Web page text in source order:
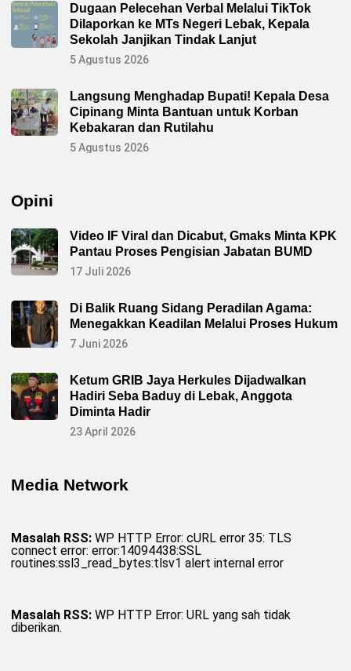
Dugaan Pelecehan Verbal Melalui TikTok
Dilaporkan ke MTs Negeri Lebak, Kepala
Sekolah Janjikan Tindak Lanjut
5 Agustus 2026
Langsung Menghadap Bupati! Kepala Desa
Cipinang Minta Bantuan untuk Korban
Kebakaran dan Rutilahu
5 Agustus 2026
Opini
Video IF Viral dan Dicabut, Gmaks Minta KPK
Pantau Proses Pengisian Jabatan BUMD
17 Juli 2026
Di Balik Ruang Sidang Peradilan Agama:
Menegakkan Keadilan Melalui Proses Hukum
7 Juni 2026
Ketum GRIB Jaya Herkules Dijadwalkan
Hadiri Seba Baduy di Lebak, Anggota
Diminta Hadir
23 April 2026
Media Network
Masalah RSS: WP HTTP Error: cURL error 35: TLS
connect error: error:14094438:SSL
routines:ssl3_read_bytes:tlsv1 alert internal error
Masalah RSS: WP HTTP Error: URL yang sah tidak
diberikan.